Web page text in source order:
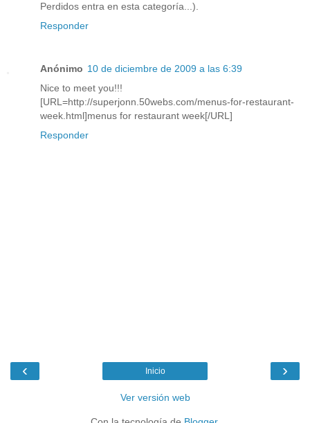
Perdidos entra en esta categoría...).
Responder
Anónimo 10 de diciembre de 2009 a las 6:39
Nice to meet you!!!
[URL=http://superjonn.50webs.com/menus-for-restaurant-
week.html]menus for restaurant week[/URL]
Responder
‹ ›
Inicio
Ver versión web